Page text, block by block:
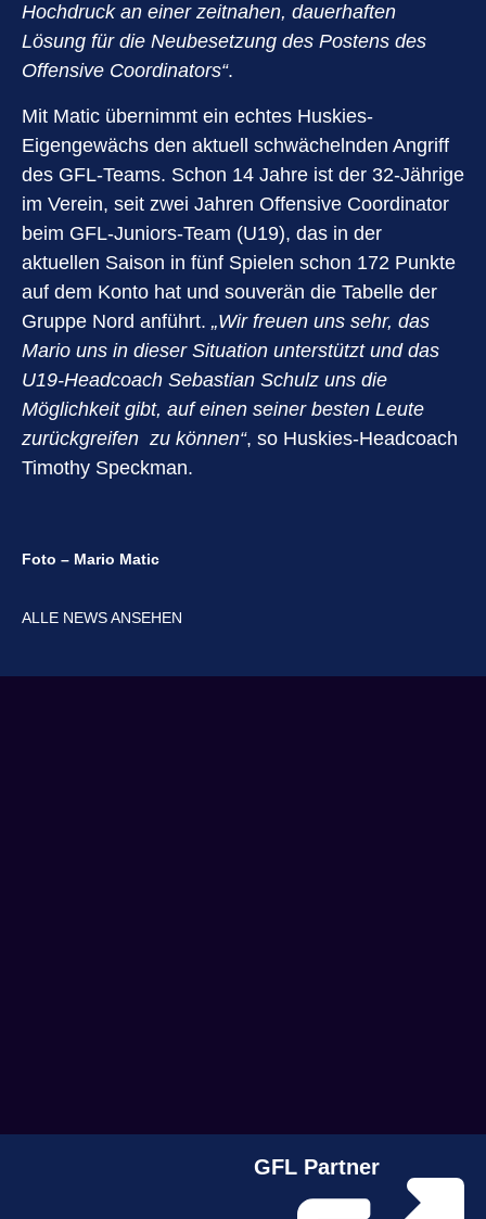
Hochdruck an einer zeitnahen, dauerhaften
Lösung für die Neubesetzung des Postens des
Offensive Coordinators“.
Mit Matic übernimmt ein echtes Huskies-
Eigengewächs den aktuell schwächelnden Angriff
des GFL-Teams. Schon 14 Jahre ist der 32-Jährige
im Verein, seit zwei Jahren Offensive Coordinator
beim GFL-Juniors-Team (U19), das in der
aktuellen Saison in fünf Spielen schon 172 Punkte
auf dem Konto hat und souverän die Tabelle der
Gruppe Nord anführt. „Wir freuen uns sehr, das
Mario uns in dieser Situation unterstützt und das
U19-Headcoach Sebastian Schulz uns die
Möglichkeit gibt, auf einen seiner besten Leute
zurückgreifen zu können“, so Huskies-Headcoach
Timothy Speckman.
Foto – Mario Matic
ALLE NEWS ANSEHEN
GFL Partner